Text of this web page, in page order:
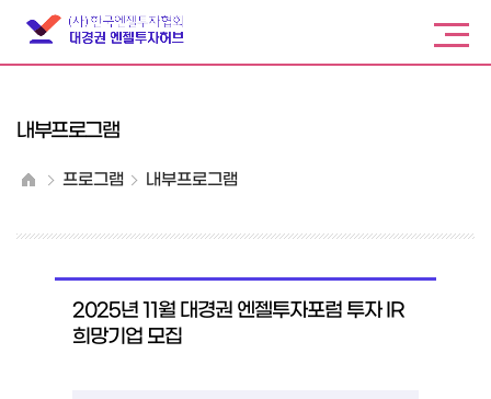
내부프로그램
프로그램 내부프로그램
2025년 11월 대경권 엔젤투자포럼 투자 IR
희망기업 모집